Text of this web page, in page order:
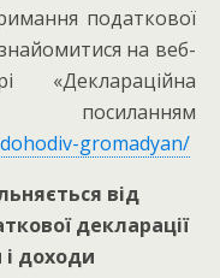
податкової
на веб-
посиланням
gromadyan/
від
декларації
доходи